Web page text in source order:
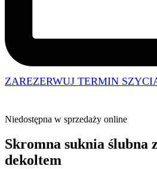
ZAREZERWUJ TERMIN
Niedostępna w sprzedaży online
Skromna suknia ślubna
dekoltem